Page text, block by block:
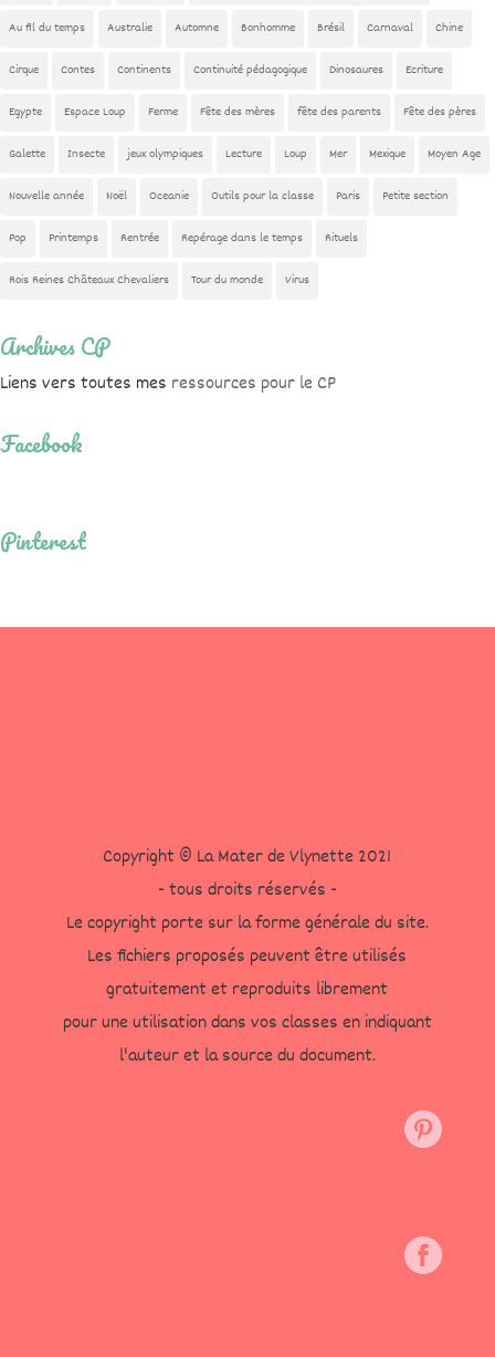
Au fil du temps Australie Automne Bonhomme Brésil Carnaval Chine
Cirque Contes Continents Continuité pédagogique Dinosaures Ecriture
Egypte Espace Loup Ferme Fête des mères fête des parents Fête des pères
Galette Insecte jeux olympiques Lecture Loup Mer Mexique Moyen Age
Nouvelle année Noël Oceanie Outils pour la classe Paris Petite section
Pop Printemps Rentrée Repérage dans le temps Rituels
Rois Reines Châteaux Chevaliers Tour du monde Virus
Archives CP
Liens vers toutes mes ressources pour le CP
Facebook
Pinterest
Copyright © La Mater de Vlynette 2021
- tous droits réservés -
Le copyright porte sur la forme générale du site.
Les fichiers proposés peuvent être utilisés
gratuitement et reproduits librement
pour une utilisation dans vos classes en indiquant
l'auteur et la source du document.